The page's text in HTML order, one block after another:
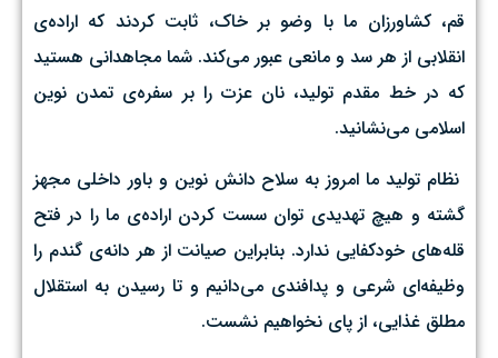
قم، کشاورزان ما با وضو بر خاک، ثابت کردند که اراده‌ی
انقلابی از هر سد و مانعی عبور می‌کند. شما مجاهدانی هستید
که در خط مقدم تولید، نان عزت را بر سفره‌ی تمدن نوین
اسلامی می‌نشانید. ‌
نظام تولید ما امروز به سلاح دانش نوین و باور داخلی مجهز
گشته و هیچ تهدیدی توان سست کردن اراده‌ی ما را در فتح
قله‌های خودکفایی ندارد. بنابراین صیانت از هر دانه‌ی گندم را
وظیفه‌ای شرعی و پدافندی می‌دانیم و تا رسیدن به استقلال
مطلق غذایی، از پای نخواهیم نشست. ‌